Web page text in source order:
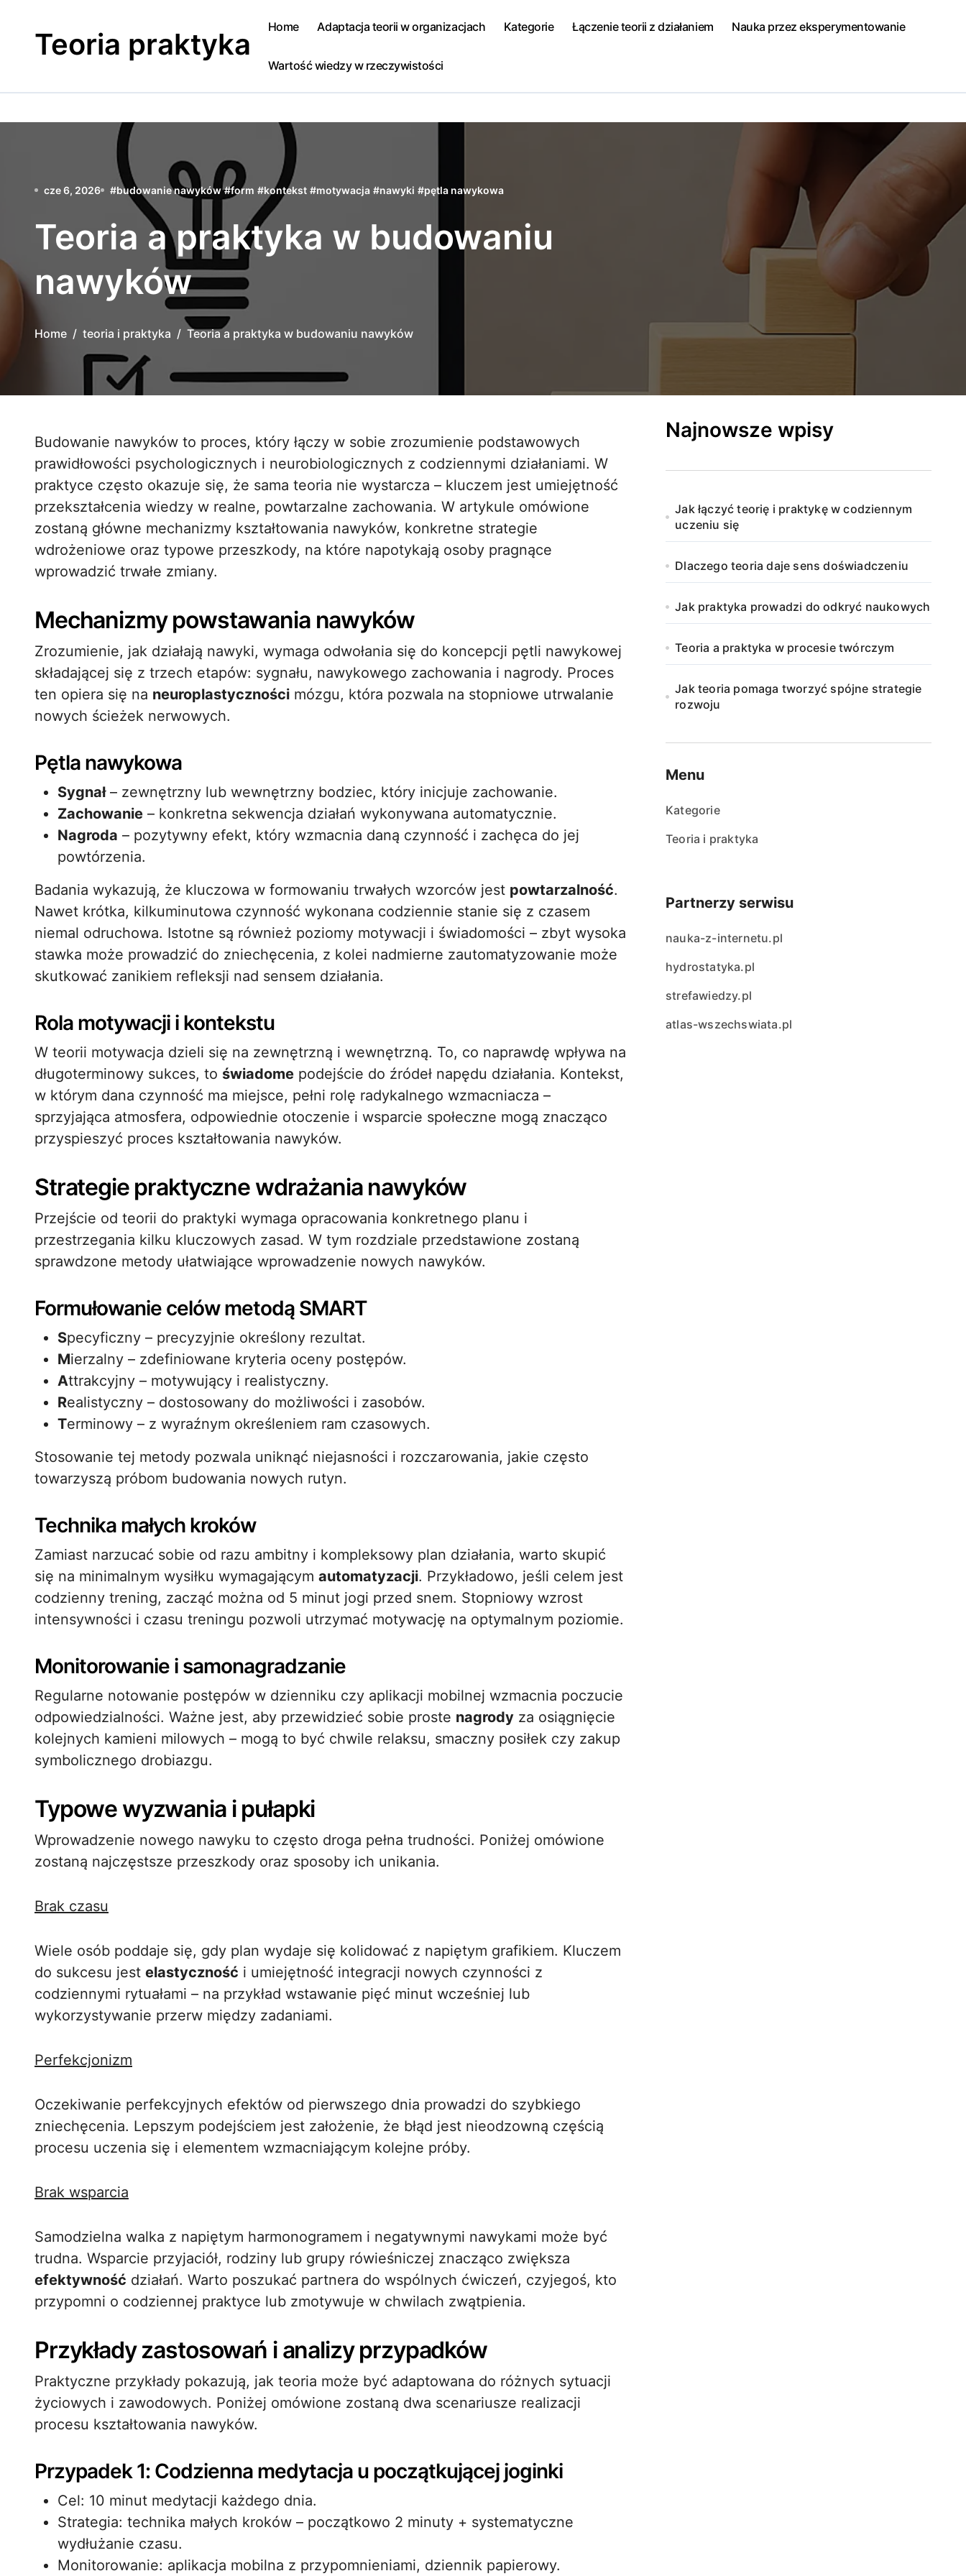
contentTeoria praktyka Home Adaptacja teorii w organizacjach Kategorie Łączenie teorii z działaniem Nauka przez eksperymentowanie
Wartość wiedzy w rzeczywistości
cze 6, 2026 #budowanie nawyków #form #kontekst #motywacja #nawyki #pętla nawykowa
Teoria a praktyka w budowaniu
nawyków
Home teoria i praktyka Teoria a praktyka w budowaniu nawyków
Budowanie nawyków to proces, który łączy w sobie zrozumienie podstawowych
prawidłowości psychologicznych i neurobiologicznych z codziennymi działaniami. W
praktyce często okazuje się, że sama teoria nie wystarcza – kluczem jest umiejętność
przekształcenia wiedzy w realne, powtarzalne zachowania. W artykule omówione
zostaną główne mechanizmy kształtowania nawyków, konkretne strategie
wdrożeniowe oraz typowe przeszkody, na które napotykają osoby pragnące
wprowadzić trwałe zmiany.
Mechanizmy powstawania nawyków
Zrozumienie, jak działają nawyki, wymaga odwołania się do koncepcji pętli nawykowej
składającej się z trzech etapów: sygnału, nawykowego zachowania i nagrody. Proces
ten opiera się na neuroplastyczności mózgu, która pozwala na stopniowe utrwalanie
nowych ścieżek nerwowych.
Pętla nawykowa
Sygnał– zewnętrzny lub wewnętrzny bodziec, który inicjuje zachowanie.
Zachowanie – konkretna sekwencja działań wykonywana automatycznie.
Nagroda – pozytywny efekt, który wzmacnia daną czynność i zachęca do jej
powtórzenia.
Badania wykazują, że kluczowa w formowaniu trwałych wzorców jest powtarzalność.
Nawet krótka, kilkuminutowa czynność wykonana codziennie stanie się z czasem
niemal odruchowa. Istotne są również poziomy motywacji i świadomości – zbyt wysoka
stawka może prowadzić do zniechęcenia, z kolei nadmierne zautomatyzowanie może
skutkować zanikiem refleksji nad sensem działania.
Rola motywacji i kontekstu
W teorii motywacja dzieli się na zewnętrzną i wewnętrzną. To, co naprawdę wpływa na
długoterminowy sukces, to świadome podejście do źródeł napędu działania. Kontekst,
w którym dana czynność ma miejsce, pełni rolę radykalnego wzmacniacza –
sprzyjająca atmosfera, odpowiednie otoczenie i wsparcie społeczne mogą znacząco
przyspieszyć proces kształtowania nawyków.
Strategie praktyczne wdrażania nawyków
Przejście od teorii do praktyki wymaga opracowania konkretnego planu i
przestrzegania kilku kluczowych zasad. W tym rozdziale przedstawione zostaną
sprawdzone metody ułatwiające wprowadzenie nowych nawyków.
Formułowanie celów metodą SMART
Specyficzny – precyzyjnie określony rezultat.
Mierzalny – zdefiniowane kryteria oceny postępów.
Attrakcyjny – motywujący i realistyczny.
Realistyczny – dostosowany do możliwości i zasobów.
Terminowy – z wyraźnym określeniem ram czasowych.
Stosowanie tej metody pozwala uniknąć niejasności i rozczarowania, jakie często
towarzyszą próbom budowania nowych rutyn.
Technika małych kroków
Zamiast narzucać sobie od razu ambitny i kompleksowy plan działania, warto skupić
się na minimalnym wysiłku wymagającym automatyzacji. Przykładowo, jeśli celem jest
codzienny trening, zacząć można od 5 minut jogi przed snem. Stopniowy wzrost
intensywności i czasu treningu pozwoli utrzymać motywację na optymalnym poziomie.
Monitorowanie i samonagradzanie
Regularne notowanie postępów w dzienniku czy aplikacji mobilnej wzmacnia poczucie
odpowiedzialności. Ważne jest, aby przewidzieć sobie proste nagrody za osiągnięcie
kolejnych kamieni milowych – mogą to być chwile relaksu, smaczny posiłek czy zakup
symbolicznego drobiazgu.
Typowe wyzwania i pułapki
Wprowadzenie nowego nawyku to często droga pełna trudności. Poniżej omówione
zostaną najczęstsze przeszkody oraz sposoby ich unikania.
Brak czasu
Wiele osób poddaje się, gdy plan wydaje się kolidować z napiętym grafikiem. Kluczem
do sukcesu jest elastyczność i umiejętność integracji nowych czynności z
codziennymi rytuałami – na przykład wstawanie pięć minut wcześniej lub
wykorzystywanie przerw między zadaniami.
Perfekcjonizm
Oczekiwanie perfekcyjnych efektów od pierwszego dnia prowadzi do szybkiego
zniechęcenia. Lepszym podejściem jest założenie, że błąd jest nieodzowną częścią
procesu uczenia się i elementem wzmacniającym kolejne próby.
Brak wsparcia
Samodzielna walka z napiętym harmonogramem i negatywnymi nawykami może być
trudna. Wsparcie przyjaciół, rodziny lub grupy rówieśniczej znacząco zwiększa
efektywność działań. Warto poszukać partnera do wspólnych ćwiczeń, czyjegoś, kto
przypomni o codziennej praktyce lub zmotywuje w chwilach zwątpienia.
Przykłady zastosowań i analizy przypadków
Praktyczne przykłady pokazują, jak teoria może być adaptowana do różnych sytuacji
życiowych i zawodowych. Poniżej omówione zostaną dwa scenariusze realizacji
procesu kształtowania nawyków.
Przypadek 1: Codzienna medytacja u początkującej joginki
Cel: 10 minut medytacji każdego dnia.
Strategia: technika małych kroków – początkowo 2 minuty + systematyczne
wydłużanie czasu.
Monitorowanie: aplikacja mobilna z przypomnieniami, dziennik papierowy.
Najnowsze wpisy
Jak łączyć teorię i praktykę w codziennym
uczeniu się
Dlaczego teoria daje sens doświadczeniu
Jak praktyka prowadzi do odkryć naukowych
Teoria a praktyka w procesie twórczym
Jak teoria pomaga tworzyć spójne strategie
rozwoju
Menu
Kategorie
Teoria i praktyka
Partnerzy serwisu
nauka-z-internetu.pl
hydrostatyka.pl
strefawiedzy.pl
atlas-wszechswiata.pl